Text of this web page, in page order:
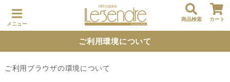
メニュー
商品検索 カート
ご利用環境について
ご利用ブラウザの環境について